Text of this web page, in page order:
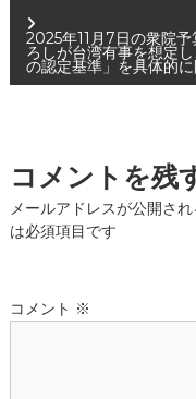
稿
ナ
ゲ
ー
ョ
2025年11月7日の衆院
ろしが台湾有事を想定
の認定基準」を具体的
コメントを残
メールアドレスが公開され
は必須項目です
コメント ※